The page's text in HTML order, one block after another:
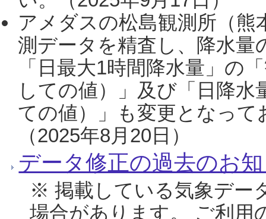
アメダスの松島観測所（熊
測データを精査し、降水
「日最大1時間降水量」の
しての値）」及び「日降
ての値）」も変更となっ
（2025年8月20日）
データ修正の過去のお
※ 掲載している気象デー
場合があります。 ご利用